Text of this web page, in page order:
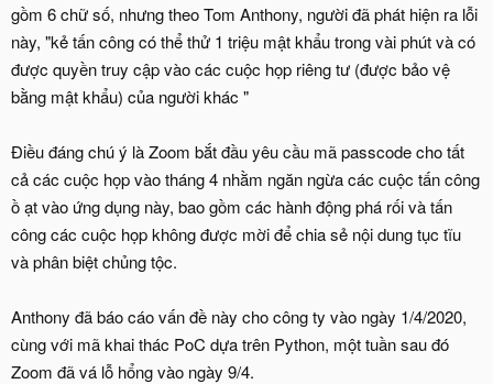
gồm 6 chữ số, nhưng theo Tom Anthony, người đã phát hiện ra lỗi
này, "kẻ tấn công có thể thử 1 triệu mật khẩu trong vài phút và có
được quyền truy cập vào các cuộc họp riêng tư (được bảo vệ
bằng mật khẩu) của người khác "
Điều đáng chú ý là Zoom bắt đầu yêu cầu mã passcode cho tất
cả các cuộc họp vào tháng 4 nhằm ngăn ngừa các cuộc tấn công
ồ ạt vào ứng dụng này, bao gồm các hành động phá rối và tấn
công các cuộc họp không được mời để chia sẻ nội dung tục tĩu
và phân biệt chủng tộc.
Anthony đã báo cáo vấn đề này cho công ty vào ngày 1/4/2020,
cùng với mã khai thác PoC dựa trên Python, một tuần sau đó
Zoom đã vá lỗ hổng vào ngày 9/4.